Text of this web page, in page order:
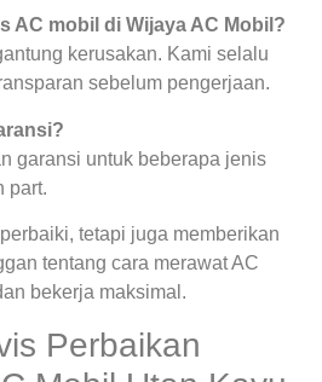
AC mobil di Wijaya AC Mobil?
kerusakan. Kami selalu
sebelum pengerjaan.
garansi untuk beberapa jenis
part.
tetapi juga memberikan
tentang cara merawat AC
bekerja maksimal.
Perbaikan